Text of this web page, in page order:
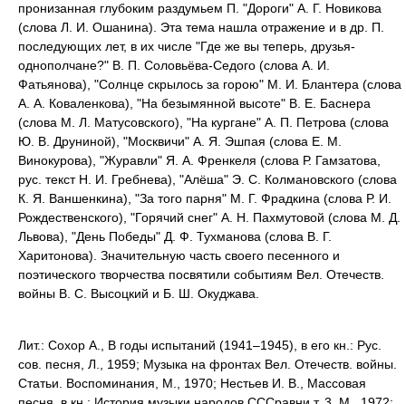
пронизанная глубоким раздумьем П. "Дороги" А. Г. Новикова
(слова Л. И. Ошанина). Эта тема нашла отражение и в др. П.
последующих лет, в их числе "Где же вы теперь, друзья-
однополчане?" В. П. Соловьёва-Седого (слова А. И.
Фатьянова), "Солнце скрылось за горою" М. И. Блантера (слова
А. А. Коваленкова), "На безымянной высоте" В. Е. Баснера
(слова М. Л. Матусовского), "На кургане" А. П. Петрова (слова
Ю. В. Друниной), "Москвичи" А. Я. Эшпая (слова Ε. Μ.
Винокурова), "Журавли" Я. А. Френкеля (слова Р. Гамзатова,
рус. текст Н. И. Гребнева), "Алёша" Э. С. Колмановского (слова
К. Я. Ваншенкина), "За того парня" М. Г. Фрадкина (слова Р. И.
Рождественского), "Горячий снег" А. Н. Пахмутовой (слова М. Д.
Львова), "День Победы" Д. Ф. Тухманова (слова В. Г.
Харитонова). Значительную часть своего песенного и
поэтического творчества посвятили событиям Вел. Отечеств.
войны В. С. Высоцкий и Б. Ш. Окуджава.
Лит.: Сохор Α., В годы испытаний (1941–1945), в его кн.: Рус.
сов. песня, Л., 1959; Музыка на фронтах Вел. Отечеств. войны.
Статьи. Воспоминания, М., 1970; Нестьев И. В., Массовая